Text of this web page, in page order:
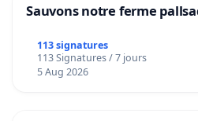
Sauvons notre ferme
113 signatures
113 Signatures / 7 jours
5 Aug 2026